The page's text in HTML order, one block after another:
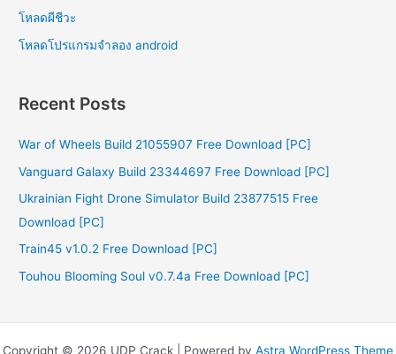
โหลดผีชีวะ
โหลดโปรแกรมจําลอง android
Recent Posts
War of Wheels Build 21055907 Free Download [PC]
Vanguard Galaxy Build 23344697 Free Download [PC]
Ukrainian Fight Drone Simulator Build 23877515 Free
Download [PC]
Train45 v1.0.2 Free Download [PC]
Touhou Blooming Soul v0.7.4a Free Download [PC]
Copyright © 2026 UDP Crack | Powered by Astra WordPress Theme